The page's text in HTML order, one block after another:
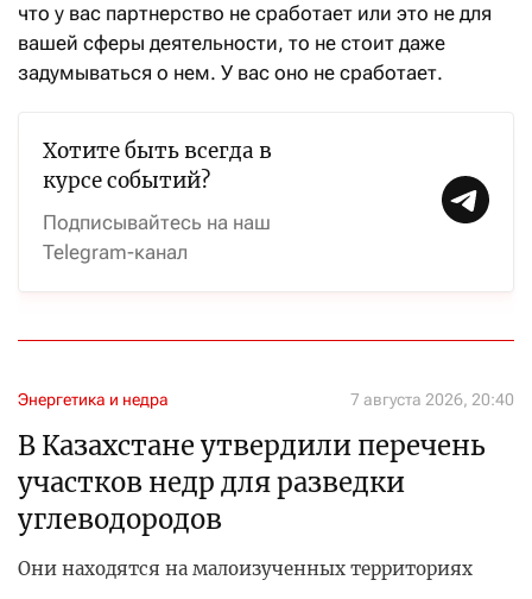
что у вас партнерство не сработает или это не для
вашей сферы деятельности, то не стоит даже
задумываться о нем. У вас оно не сработает.
Хотите быть всегда в
курсе событий?
Подписывайтесь на наш
Telegram-канал
Энергетика и недра 7 августа 2026, 20:40
В Казахстане утвердили перечень
участков недр для разведки
углеводородов
Они находятся на малоизученных территориях